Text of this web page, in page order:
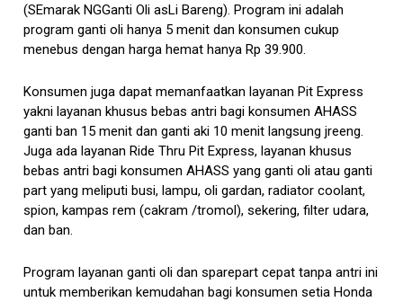
(SEmarak NGGanti Oli asLi Bareng). Program ini adalah
program ganti oli hanya 5 menit dan konsumen cukup
menebus dengan harga hemat hanya Rp 39.900.
Konsumen juga dapat memanfaatkan layanan Pit Express
yakni layanan khusus bebas antri bagi konsumen AHASS
ganti ban 15 menit dan ganti aki 10 menit langsung jreeng.
Juga ada layanan Ride Thru Pit Express, layanan khusus
bebas antri bagi konsumen AHASS yang ganti oli atau ganti
part yang meliputi busi, lampu, oli gardan, radiator coolant,
spion, kampas rem (cakram /tromol), sekering, filter udara,
dan ban.
Program layanan ganti oli dan sparepart cepat tanpa antri ini
untuk memberikan kemudahan bagi konsumen setia Honda